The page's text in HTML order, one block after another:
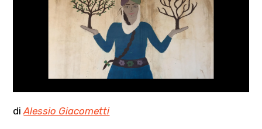
diAlessio Giacometti